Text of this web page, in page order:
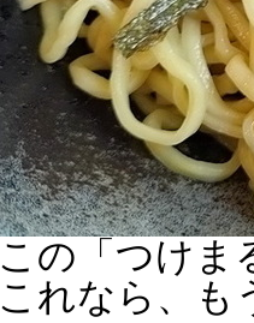
この「つけま
これなら、も